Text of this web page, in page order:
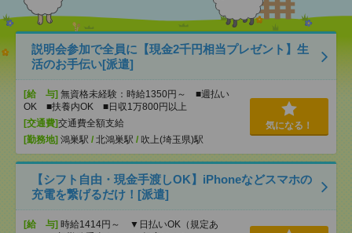
説明会参加で全員に【現金2千円相当プレゼント】生
活のお手伝い[派遣]
[給 与] 無資格未経験：時給1350円～ ■週払い
OK ■扶養内OK ■日収1万800円以上
[交通費]交通費全額支給
[勤務地] 鴻巣駅 / 北鴻巣駅 / 吹上(埼玉県)駅
気になる！
【シフト自由・現金手渡しOK】iPhoneなどスマホの
充電を繋げるだけ！[派遣]
[給 与] 時給1414円～ ▼日払いOK（規定あ